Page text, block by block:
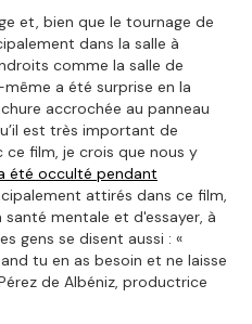
et, bien que le tournage de
dans la salle à
comme la salle de
a été surprise en la
accrochée au panneau
est très important de
ce film, je crois que nous y
été occulté pendant
attirés dans ce film,
mentale et d'essayer, à
gens se disent aussi : «
tu en as besoin et ne laisse
de Albéniz, productrice